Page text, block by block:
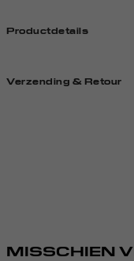
Productdetails
Verzending & Retour
MISSCHIEN